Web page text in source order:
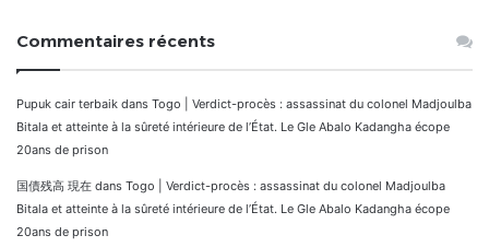
Commentaires récents
Pupuk cair terbaik dans Togo | Verdict-procès : assassinat du colonel Madjoulba
Bitala et atteinte à la sûreté intérieure de l’État. Le Gle Abalo Kadangha écope
20ans de prison
国債残高 現在 dans Togo | Verdict-procès : assassinat du colonel Madjoulba
Bitala et atteinte à la sûreté intérieure de l’État. Le Gle Abalo Kadangha écope
20ans de prison